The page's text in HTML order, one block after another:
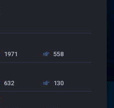
1971 558
632 130